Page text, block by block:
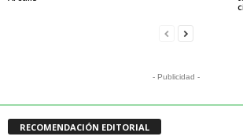
- Publicidad -
RECOMENDACIÓN EDITORIAL